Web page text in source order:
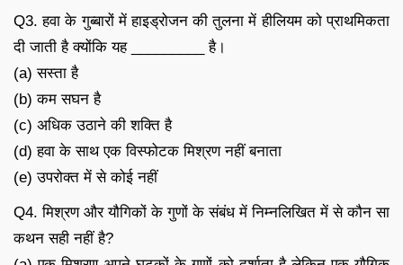
Q3. हवा के गुब्बारों में हाइड्रोजन की तुलना में हीलियम को प्राथमिकता
दी जाती है क्योंकि यह _________ है।
(a) सस्ता है
(b) कम सघन है
(c) अधिक उठाने की शक्ति है
(d) हवा के साथ एक विस्फोटक मिश्रण नहीं बनाता
(e) उपरोक्त में से कोई नहीं
Q4. मिश्रण और यौगिकों के गुणों के संबंध में निम्नलिखित में से कौन सा
कथन सही नहीं है?